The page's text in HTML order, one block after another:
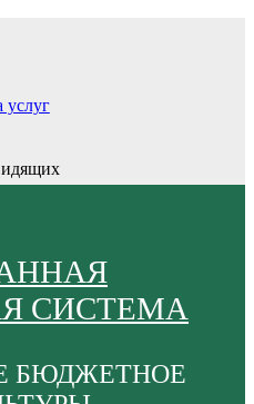
услуг
СИСТЕМА
БЮДЖЕТНОЕ